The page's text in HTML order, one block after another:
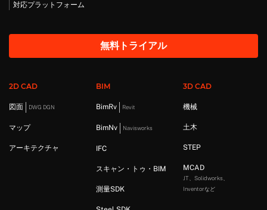
対応プラットフォーム
無料トライアル
2D CAD
図面 DWG DGN
マップ
アーキテクチャ
BIM
BimRv Revit
BimNv Navisworks
IFC
スキャン・トゥ・BIM
測量SDK
3D CAD
機械
土木
STEP
MCAD
JT、Solidworks、
Inventorなど